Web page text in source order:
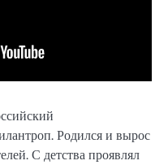
Родился и вырос
С детства проявлял